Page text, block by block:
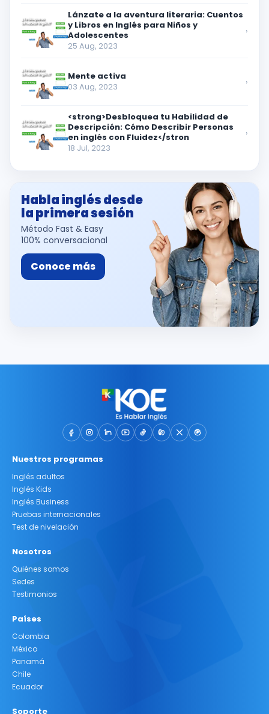
Lánzate a la aventura literaria: Cuentos
y Libros en Inglés para Niños y
Adolescentes
25 Aug, 2023
›
Mente activa
03 Aug, 2023 ›
<strong>Desbloquea tu Habilidad de
Descripción: Cómo Describir Personas
en inglés con Fluidez</stron
18 Jul, 2023
›
Habla inglés desde
la primera sesión
Método Fast & Easy
100% conversacional
Conoce más
Nuestros programas
Inglés adultos
Inglés Kids
Inglés Business
Pruebas internacionales
Test de nivelación
Nosotros
Quiénes somos
Sedes
Testimonios
Países
Colombia
México
Panamá
Chile
Ecuador
Soporte